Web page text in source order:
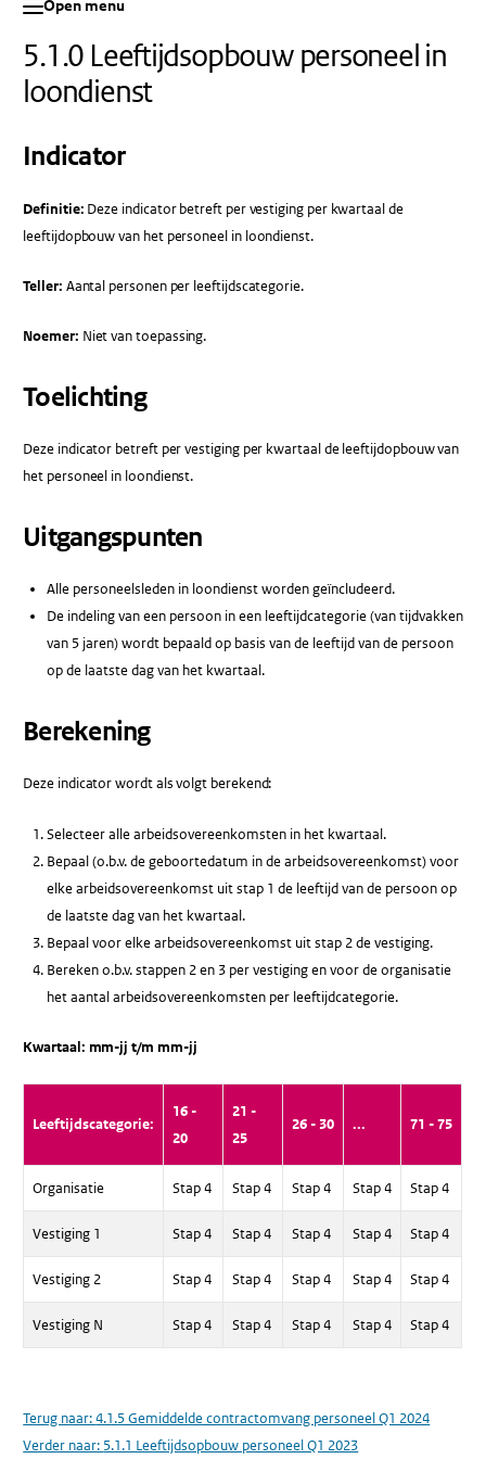
Open menu
5.1.0 Leeftijdsopbouw personeel in
loondienst
Indicator
Definitie: Deze indicator betreft per vestiging per kwartaal de
leeftijdopbouw van het personeel in loondienst.
Teller: Aantal personen per leeftijdscategorie.
Noemer: Niet van toepassing.
Toelichting
Deze indicator betreft per vestiging per kwartaal de leeftijdopbouw van
het personeel in loondienst.
Uitgangspunten
Alle personeelsleden in loondienst worden geïncludeerd.
De indeling van een persoon in een leeftijdcategorie (van tijdvakken
van 5 jaren) wordt bepaald op basis van de leeftijd van de persoon
op de laatste dag van het kwartaal.
Berekening
Deze indicator wordt als volgt berekend:
Selecteer alle arbeidsovereenkomsten in het kwartaal.
Bepaal (o.b.v. de geboortedatum in de arbeidsovereenkomst) voor
elke arbeidsovereenkomst uit stap 1 de leeftijd van de persoon op
de laatste dag van het kwartaal.
Bepaal voor elke arbeidsovereenkomst uit stap 2 de vestiging.
Bereken o.b.v. stappen 2 en 3 per vestiging en voor de organisatie
het aantal arbeidsovereenkomsten per leeftijdcategorie.
Kwartaal: mm-jj t/m mm-jj
Leeftijdscategorie:
16 -
20
21 -
25
26 - 30 ... 71 - 75
Organisatie Stap 4 Stap 4 Stap 4 Stap 4 Stap 4
Vestiging 1 Stap 4 Stap 4 Stap 4 Stap 4 Stap 4
Vestiging 2 Stap 4 Stap 4 Stap 4 Stap 4 Stap 4
Vestiging N Stap 4 Stap 4 Stap 4 Stap 4 Stap 4
Terug naar:4.1.5 Gemiddelde contractomvang personeel Q1 2024
Verder naar: 5.1.1 Leeftijdsopbouw personeel Q1 2023